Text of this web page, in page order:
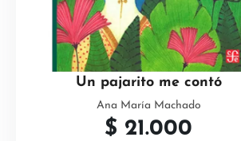
Un pajarito me contó
Ana María Machado
$ 21.000